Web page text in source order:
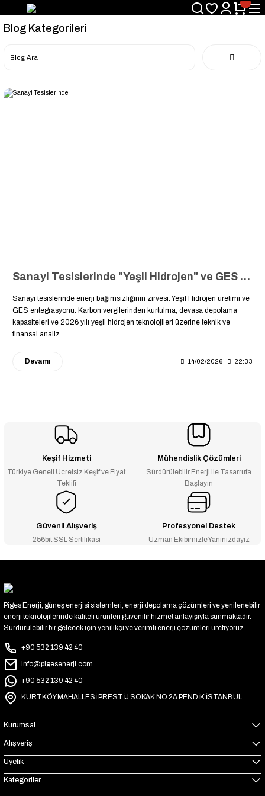
Blog Kategorileri
Sanayi Tesislerinde "Yeşil Hidrojen" ve GES İş Birliği: Geleceğin Enerji Depolama Stratejisi
Sanayi tesislerinde enerji bağımsızlığının zirvesi: Yeşil Hidrojen üretimi ve
GES entegrasyonu. Karbon vergilerinden kurtulma, devasa depolama
kapasiteleri ve 2026 yılı yeşil hidrojen teknolojileri üzerine teknik ve
finansal analiz.
Devamı 14/02/2026 22:33
Keşif Hizmeti
Türkiye Geneli Ücretsiz Keşif ve Fiyat
Teklifi
Mühendislik Çözümleri
Sürdürülebilir Enerji ile Tasarrufa
Başlayın
Güvenli Alışveriş
256bit SSL Sertifikası
Profesyonel Destek
Uzman Ekibimizle Yanınızdayız
Piges Enerji, güneş enerjisi sistemleri, enerji depolama çözümleri ve yenilenebilir
enerji teknolojilerinde kaliteli ürünleri güvenilir hizmet anlayışıyla sunmaktadır.
Sürdürülebilir bir gelecek için yenilikçi ve verimli enerji çözümleri üretiyoruz.
+90 532 139 42 40
info@pigesenerji.com
+90 532 139 42 40
KURTKÖY MAHALLESİ PRESTİJ SOKAK NO 2A PENDİK İSTANBUL
Kurumsal
Alışveriş
Üyelik
Kategoriler